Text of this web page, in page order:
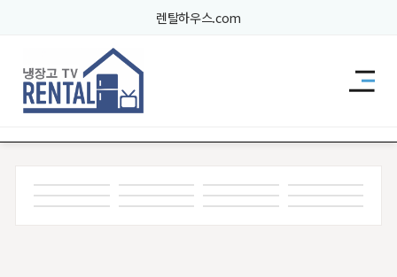
렌탈하우스.com
렌탈드림 브랜드관